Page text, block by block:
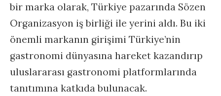
bir marka olarak, Türkiye pazarında Sözen
Organizasyon iş birliği ile yerini aldı. Bu iki
önemli markanın girişimi Türkiye’nin
gastronomi dünyasına hareket kazandırıp
uluslararası gastronomi platformlarında
tanıtımına katkıda bulunacak.